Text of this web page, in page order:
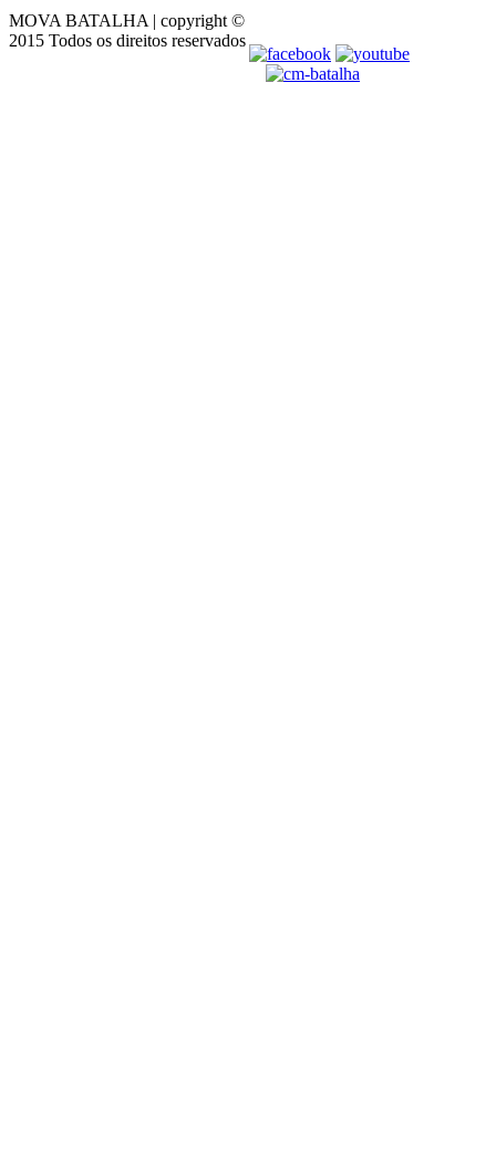
MOVA BATALHA | copyright ©
2015 Todos os direitos reservados